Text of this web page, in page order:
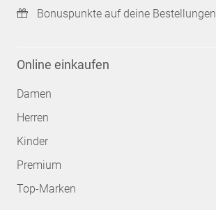
Bonuspunkte auf deine Bestellungen
Online einkaufen
Damen
Herren
Kinder
Premium
Top-Marken